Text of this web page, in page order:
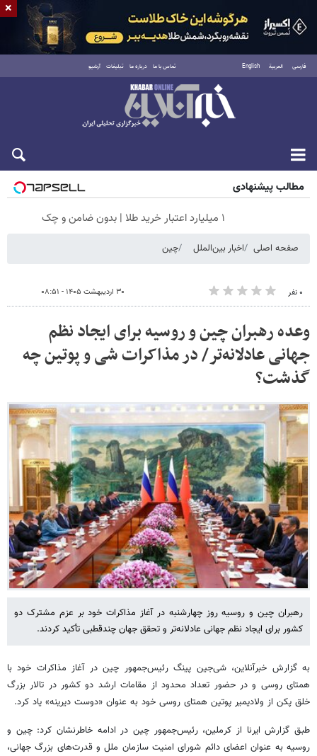
فارسی العربية English تماس با ما درباره ما تبلیغات آرشیو
جمعه ۱۶ مرداد ۱۴۰۵
مطالب پیشنهادی
۱ میلیارد اعتبار خرید طلا | بدون ضامن و چک
صفحه اصلی اخبار بین‌الملل چین
۰ نفر ۳۰ اردیبهشت ۱۴۰۵ - ۰۸:۵۱
وعده رهبران چین و روسیه برای ایجاد نظم
جهانی عادلانه‌تر/ در مذاکرات شی و پوتین چه
گذشت؟
رهبران چین و روسیه روز چهارشنبه در آغاز مذاکرات خود بر عزم مشترک دو
کشور برای ایجاد نظم جهانی عادلانه‌تر و تحقق جهان چندقطبی تأکید کردند.
به گزارش خبرآنلاین، شی‌جین پینگ رئیس‌جمهور چین در آغاز مذاکرات خود با
همتای روسی و در حضور تعداد محدود از مقامات ارشد دو کشور در تالار بزرگ
خلق پکن از ولادیمیر پوتین همتای روسی خود به عنوان «دوست دیرینه» یاد کرد.
طبق گزارش ایرنا از کرملین، رئیس‌جمهور چین در ادامه خاطرنشان کرد: چین و
روسیه به عنوان اعضای دائم شورای امنیت سازمان ملل و قدرت‌های بزرگ جهانی،
×